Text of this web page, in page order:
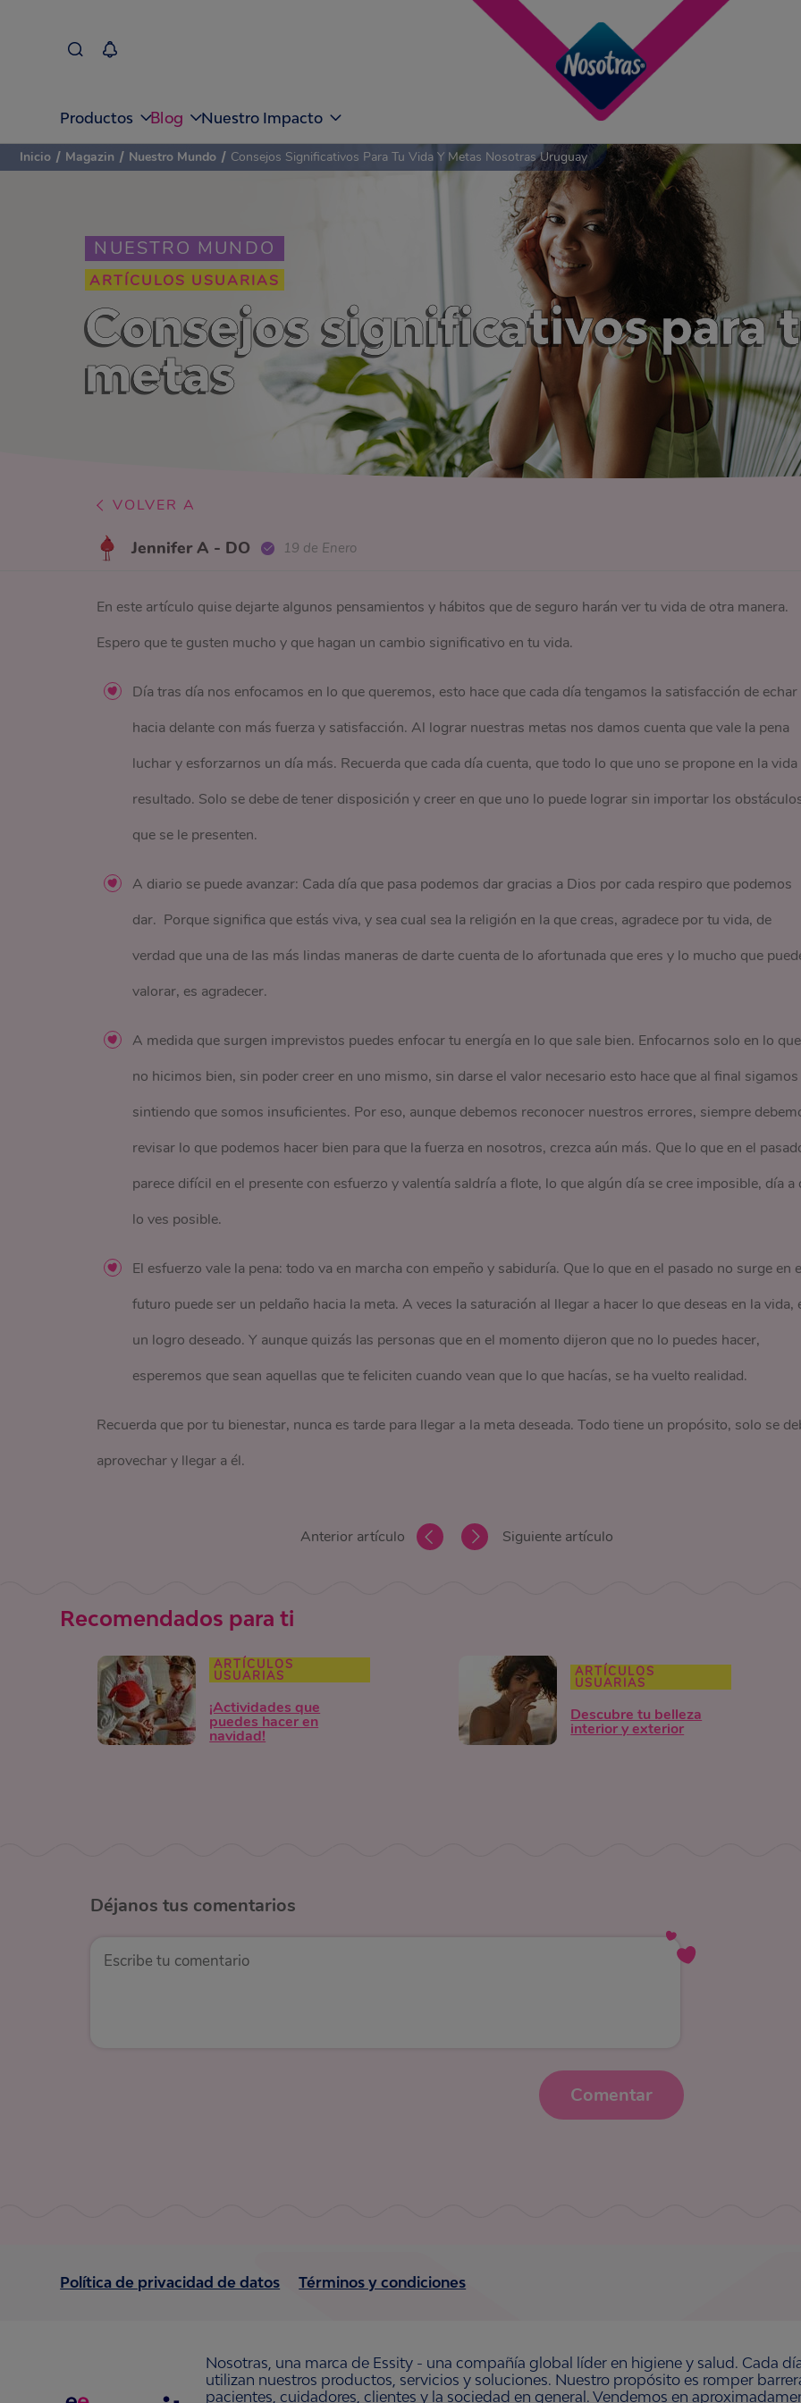
Productos Blog Nuestro Impacto
NUESTRO MUNDO
ARTÍCULOS USUARIAS
Consejos significativos para
metas
Inicio / Magazin / Nuestro Mundo / Consejos Significativos Para Tu Vida Y Metas Nosotras Uruguay
VOLVER A
Jennifer A - DO 19 de Enero
En este artículo quise dejarte algunos pensamientos y hábitos que de seguro harán ver tu vida de otra manera.
Espero que te gusten mucho y que hagan un cambio significativo en tu vida.
Día tras día nos enfocamos en lo que queremos, esto hace que cada día tengamos la satisfacción de echar
hacia delante con más fuerza y satisfacción. Al lograr nuestras metas nos damos cuenta que vale la pena
luchar y esforzarnos un día más. Recuerda que cada día cuenta, que todo lo que uno se propone en la vida
resultado. Solo se debe de tener disposición y creer en que uno lo puede lograr sin importar los
que se le presenten.
A diario se puede avanzar: Cada día que pasa podemos dar gracias a Dios por cada respiro que podemos
dar. Porque significa que estás viva, y sea cual sea la religión en la que creas, agradece por tu vida, de
verdad que una de las más lindas maneras de darte cuenta de lo afortunada que eres y lo mucho que
valorar, es agradecer.
A medida que surgen imprevistos puedes enfocar tu energía en lo que sale bien. Enfocarnos solo en lo que
no hicimos bien, sin poder creer en uno mismo, sin darse el valor necesario esto hace que al final sigamos
sintiendo que somos insuficientes. Por eso, aunque debemos reconocer nuestros errores, siempre
revisar lo que podemos hacer bien para que la fuerza en nosotros, crezca aún más. Que lo que en el
parece difícil en el presente con esfuerzo y valentía saldría a flote, lo que algún día se cree imposible, día a
lo ves posible.
El esfuerzo vale la pena: todo va en marcha con empeño y sabiduría. Que lo que en el pasado no surge en
futuro puede ser un peldaño hacia la meta. A veces la saturación al llegar a hacer lo que deseas en la vida,
un logro deseado. Y aunque quizás las personas que en el momento dijeron que no lo puedes hacer,
esperemos que sean aquellas que te feliciten cuando vean que lo que hacías, se ha vuelto realidad.
Recuerda que por tu bienestar, nunca es tarde para llegar a la meta deseada. Todo tiene un propósito, solo se
aprovechar y llegar a él.
Anterior artículo Siguiente artículo
Recomendados para ti
ARTÍCULOS
USUARIAS
¡Actividades que
puedes hacer en
navidad!
ARTÍCULOS
USUARIAS
Descubre tu belleza
interior y exterior
Déjanos tus comentarios
Comentar
Política de privacidad de datos Términos y condiciones
Nosotras, una marca de Essity - una compañía global líder en higiene y salud. Cada
utilizan nuestros productos, servicios y soluciones. Nuestro propósito es romper
pacientes, cuidadores, clientes y la sociedad en general. Vendemos en